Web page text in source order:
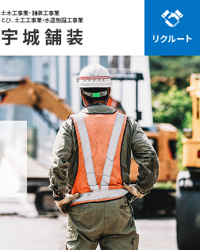
土木工事業・舗装工事業
とび、土工工事業・水道施設工事業
宇城舗装 リクルート
宇城舗装で働く魅力
先輩社員の声
お知らせ
事業紹介
会社概要
先輩社員の声